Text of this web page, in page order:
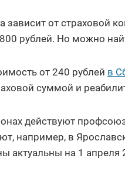
зависит от страховой
рублей. Но можно
от 240 рублей в
суммой и
действуют
например, в
актуальны на 1 апреля